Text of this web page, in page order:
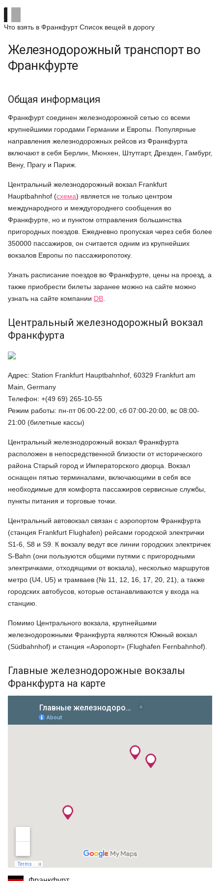
Что взять в Франкфурт Список вещей в дорогу
Железнодорожный транспорт во
Франкфурте
Общая информация
Франкфурт соединен железнодорожной сетью со всеми
крупнейшими городами Германии и Европы. Популярные
направления железнодорожных рейсов из Франкфурта
включают в себя Берлин, Мюнхен, Штутгарт, Дрезден, Гамбург,
Вену, Прагу и Париж.
Центральный железнодорожный вокзал Frankfurt
Hauptbahnhof (схема) является не только центром
международного и междугороднего сообщения во
Франкфурте, но и пунктом отправления большинства
пригородных поездов. Ежедневно пропуская через себя более
350000 пассажиров, он считается одним из крупнейших
вокзалов Европы по пассажиропотоку.
Узнать расписание поездов во Франкфурте, цены на проезд, а
также приобрести билеты заранее можно на сайте можно
узнать на сайте компании DB
Центральный железнодорожный вокзал
Франкфурта
Адрес: Station Frankfurt Hauptbahnhof, 60329 Frankfurt am
Main, Germany
Телефон: +(49 69) 265-10-55
Режим работы: пн-пт 06:00-22:00, сб 07:00-20:00, вс 08:00-
21:00 (билетные кассы)
Центральный железнодорожный вокзал Франкфурта
расположен в непосредственной близости от исторического
района Старый город и Императорского дворца. Вокзал
оснащен пятью терминалами, включающими в себя все
необходимые для комфорта пассажиров сервисные службы,
пункты питания и торговые точки.
Центральный автовокзал связан с аэропортом Франкфурта
(станция Frankfurt Flughafen) рейсами городской электрички
S1-6, S8 и S9. К вокзалу ведут все линии городских электричек
S-Bahn (они пользуются общими путями с пригородными
электричками, отходящими от вокзала), несколько маршрутов
метро (U4, U5) и трамваев (№ 11, 12, 16, 17, 20, 21), а также
городских автобусов, которые останавливаются у входа на
станцию.
Помимо Центрального вокзала, крупнейшими
железнодорожными Франкфурта являются Южный вокзал
(Südbahnhof) и станция «Аэропорт» (Flughafen Fernbahnhof).
Главные железнодорожные вокзалы
Франкфурта на карте